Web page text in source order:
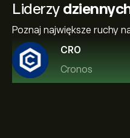
Liderzy
Poznaj największe ruchy
CRO
Cronos